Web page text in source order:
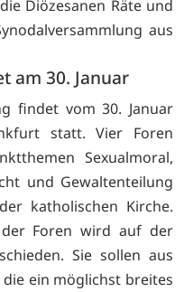
Diözesanen Räte und
aus
am 30. Januar
findet vom 30. Januar
statt. Vier Foren
Sexualmoral,
und Gewaltenteilung
katholischen Kirche.
der Foren wird auf der
Sie sollen aus
ein möglichst breites